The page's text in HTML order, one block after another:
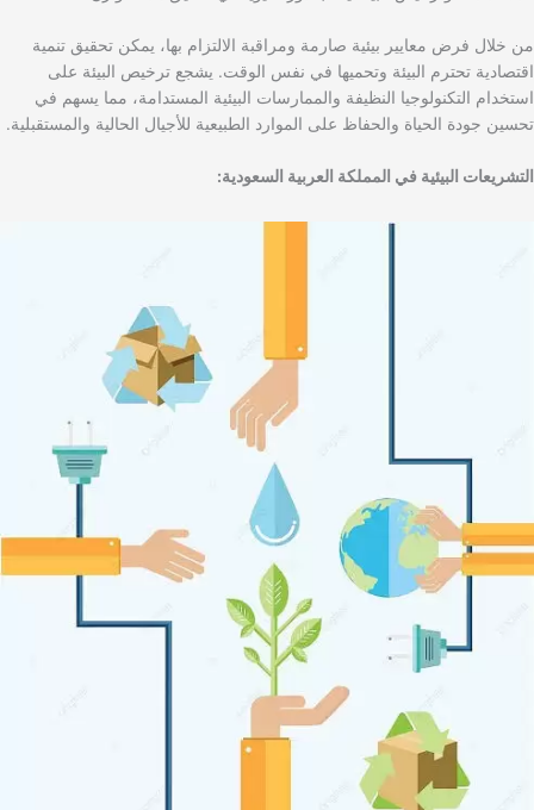
من خلال فرض معايير بيئية صارمة ومراقبة الالتزام بها، يمكن تحقيق تنمية
اقتصادية تحترم البيئة وتحميها في نفس الوقت. يشجع ترخيص البيئة على
استخدام التكنولوجيا النظيفة والممارسات البيئية المستدامة، مما يسهم في
تحسين جودة الحياة والحفاظ على الموارد الطبيعية للأجيال الحالية والمستقبلية.
التشريعات البيئية في المملكة العربية السعودية: